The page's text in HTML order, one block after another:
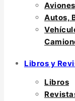
Autos,
Libros y
Libros